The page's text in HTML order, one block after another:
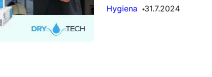
Hygiena
31.7.2024